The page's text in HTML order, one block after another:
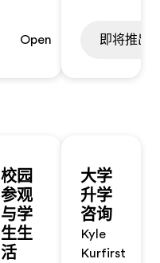
Open 即将推出
校园
参观
与学
生生
活
大学
升学
咨询
Kyle
Kurfirst